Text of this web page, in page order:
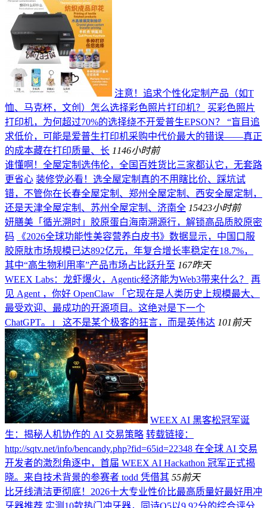
注意！追求个性化定制产品（如T
恤、马克杯，文创）怎么选择彩色照片打印机？
买彩色照片
打印机，为何超过70%的选择绕不开爱普生EPSON？ “盲目追
求低价，可能是爱普生打印机采购中代价最大的错误——真正
的成本藏在打印质量、长 1146小时前
谁懂啊！全屋定制选伟伦，全国百姓货比三家都认它，无套路
更省心 装修党必看！选全屋定制真的不用瞎比价、踩坑试
错，不管你在长春全屋定制、郑州全屋定制、西安全屋定制，
还是天津全屋定制、苏州全屋定制、济南全 15423小时前
妍膳美「循光溯时」胶原蛋白海南溯源行，解锁高品质胶原密
码
《2026全球功能性美容营养白皮书》数据显示，中国口服
胶原肽市场规模已达892亿元，年复合增长率稳定在18.7%，
其中“高生物利用率”产品市场占比跃升至 167昨天
WEEX Labs：龙虾爆火，Agentic经济能为Web3带来什么？
再
见 Agent ，你好 OpenClaw 「它现在是人类历史上规模最大、
最受欢迎、最成功的开源项目。这绝对是下一个
ChatGPT。」 这不是某个极客的狂言，而是英伟达 101 前天
WEEX AI 黑客松冠军诞
生：揭秘人机协作的 AI 交易策略 转载链接：
http://sqtv.net/info/bencandy.php?fid=65id=22348 在全球 AI 交易
开发者的激烈角逐中，首届 WEEX AI Hackathon 冠军正式揭
晓。来自技术背景的参赛者 todd 凭借其 55前天
比牙线清洁更彻底！2026十大专业性价比最高质量好最好用冲